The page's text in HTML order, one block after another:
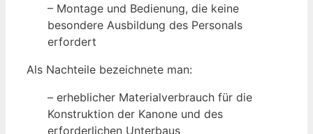
– Montage und Bedienung, die keine
besondere Ausbildung des Personals
erfordert
Als Nachteile bezeichnete man:
– erheblicher Materialverbrauch für die
Konstruktion der Kanone und des
erforderlichen Unterbaus